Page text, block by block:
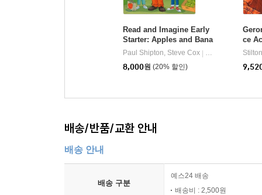
Read and Imagine Early
Starter: Apples and Bana
nas
Paul Shipton, Steve Cox |
Oxford
8,000원 (20% 할인)
ce
배송/반품/교환 안내
배송 안내
배송 구분
예스24 배송
배송비 : 2,500원